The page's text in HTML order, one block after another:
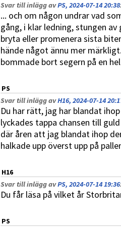
Svar till inlägg avPS, 2024-07-14 20:38
... och om någon undrar vad
gång, i klar ledning, stungen
bryta eller promenera sista
hände något ännu mer
bommade bort segern på en
PS
Svar till inlägg avH16, 2024-07-14
Du har rätt, jag har blandat
lyckades tappa chansen till
där åren att jag blandat ihop
halkade upp överst upp på
H16
Svar till inlägg avPS, 2024-07-14 19:36
Du får läsa på vilket år
PS